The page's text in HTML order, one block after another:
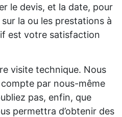
le devis, et la date, pour
la ou les prestations à
est votre satisfaction
visite technique. Nous
par nous-même
pas, enfin, que
permettra d’obtenir des